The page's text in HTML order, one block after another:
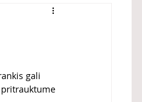
gali